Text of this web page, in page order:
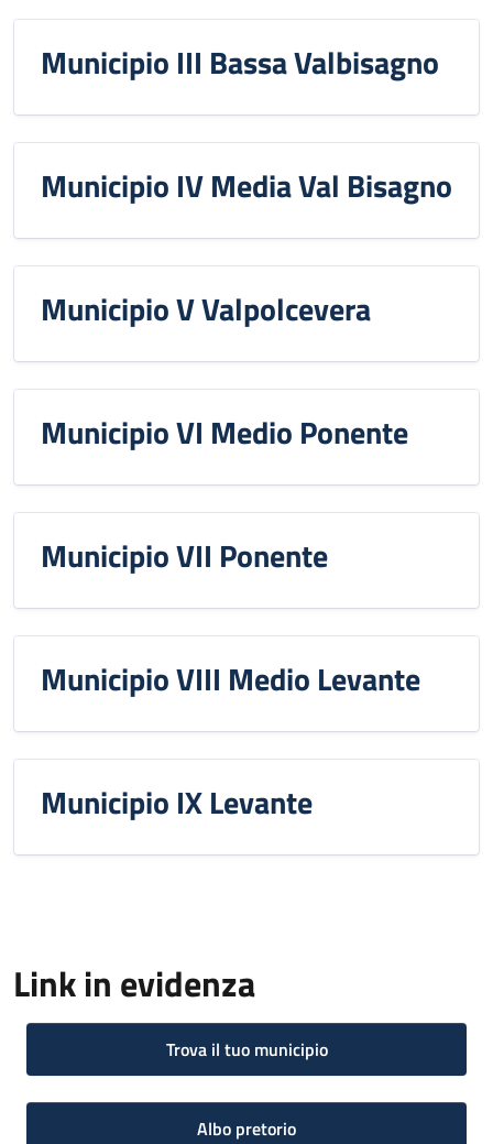
Municipio III Bassa Valbisagno
Municipio IV Media Val Bisagno
Municipio V Valpolcevera
Municipio VI Medio Ponente
Municipio VII Ponente
Municipio VIII Medio Levante
Municipio IX Levante
Link in evidenza
Trova il tuo municipio
Albo pretorio